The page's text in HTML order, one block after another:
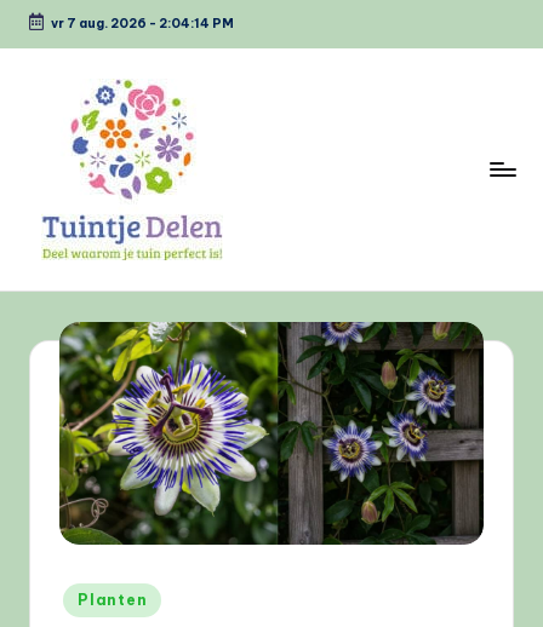
Ga
vr 7 aug. 2026 - 2:04:14 PM
tj
D
jou
tuin
perfect
Geplaatst
in
Planten